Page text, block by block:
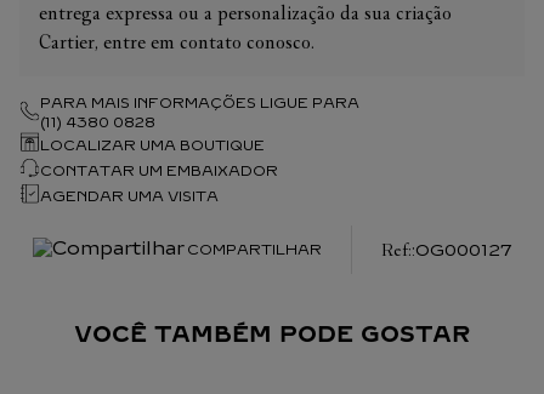
entrega expressa ou a personalização da sua criação
Cartier, entre em contato conosco.
PARA MAIS INFORMAÇÕES LIGUE PARA
(11) 4380 0828
LOCALIZAR UMA BOUTIQUE
CONTATAR UM EMBAIXADOR
AGENDAR UMA VISITA
COMPARTILHAR :OG000127
VOCÊ TAMBÉM PODE GOSTAR